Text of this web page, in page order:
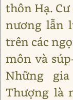
thôn Hạ.
nương lẫn
trên các
môn và
Những
Thượng là